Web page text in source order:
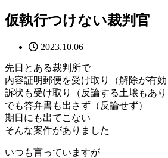
仮執行つけない裁判官
2023.10.06
先日とある裁判所で
内容証明郵便を受け取り（解除が有効
訴状も受け取り（反論する土壌もあり
でも答弁書も出さず（反論せず）
期日にも出てこない
そんな案件がありました
いつも言っていますが